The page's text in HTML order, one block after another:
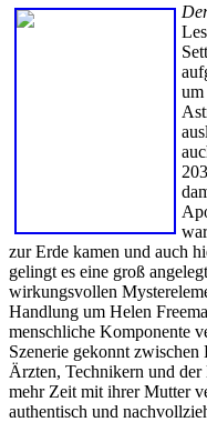
um
zur Erde kamen und auch
gelingt es eine groß
wirkungsvollen
Handlung um Helen
menschliche Komponente
Szenerie gekonnt
Ärzten, Technikern und
mehr Zeit mit ihrer Mutter
authentisch und